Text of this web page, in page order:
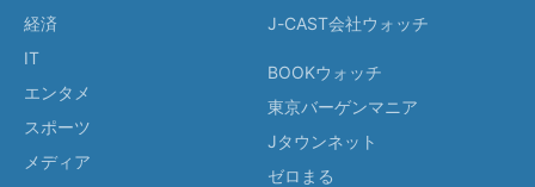
経済
IT
エンタメ
スポーツ
メディア
J-CAST会社ウォッチ
BOOKウォッチ
東京バーゲンマニア
Jタウンネット
ゼロまる